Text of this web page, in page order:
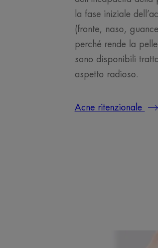
la fase iniziale
(fronte, naso,
perché rende la
sono disponibili
aspetto radioso.
Acne ritenzionale